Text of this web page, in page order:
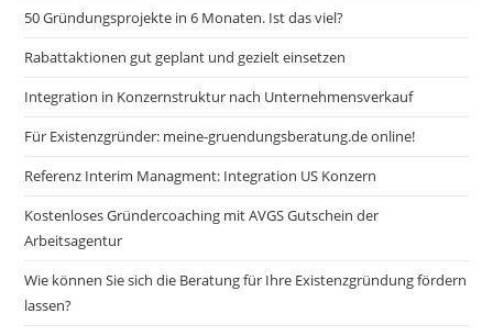
50 Gründungsprojekte in 6 Monaten. Ist das viel?
Rabattaktionen gut geplant und gezielt einsetzen
Integration in Konzernstruktur nach Unternehmensverkauf
Für Existenzgründer: meine-gruendungsberatung.de online!
Referenz Interim Managment: Integration US Konzern
Kostenloses Gründercoaching mit AVGS Gutschein der
Arbeitsagentur
Wie können Sie sich die Beratung für Ihre Existenzgründung fördern
lassen?